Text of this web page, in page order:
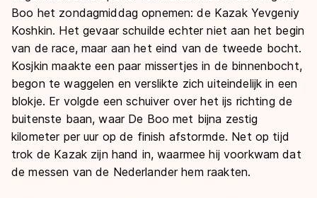
Boo het zondagmiddag opnemen: de Kazak Yevgeniy
Koshkin. Het gevaar schuilde echter niet aan het begin
van de race, maar aan het eind van de tweede bocht.
Kosjkin maakte een paar missertjes in de binnenbocht,
begon te waggelen en verslikte zich uiteindelijk in een
blokje. Er volgde een schuiver over het ijs richting de
buitenste baan, waar De Boo met bijna zestig
kilometer per uur op de finish afstormde. Net op tijd
trok de Kazak zijn hand in, waarmee hij voorkwam dat
de messen van de Nederlander hem raakten.